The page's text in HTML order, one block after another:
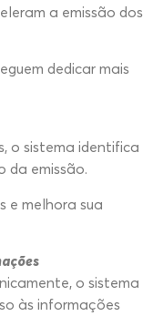
a emissão dos
dedicar mais
o sistema identifica
da emissão.
e melhora sua
o sistema
às informações